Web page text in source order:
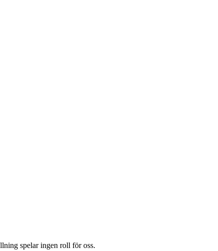
spelar ingen roll för oss.